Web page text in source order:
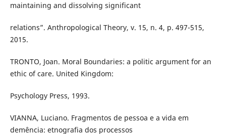
maintaining and dissolving significant
relations”. Anthropological Theory, v. 15, n. 4, p. 497-515,
2015.
TRONTO, Joan. Moral Boundaries: a politic argument for an
ethic of care. United Kingdom:
Psychology Press, 1993.
VIANNA, Luciano. Fragmentos de pessoa e a vida em
demência: etnografia dos processos